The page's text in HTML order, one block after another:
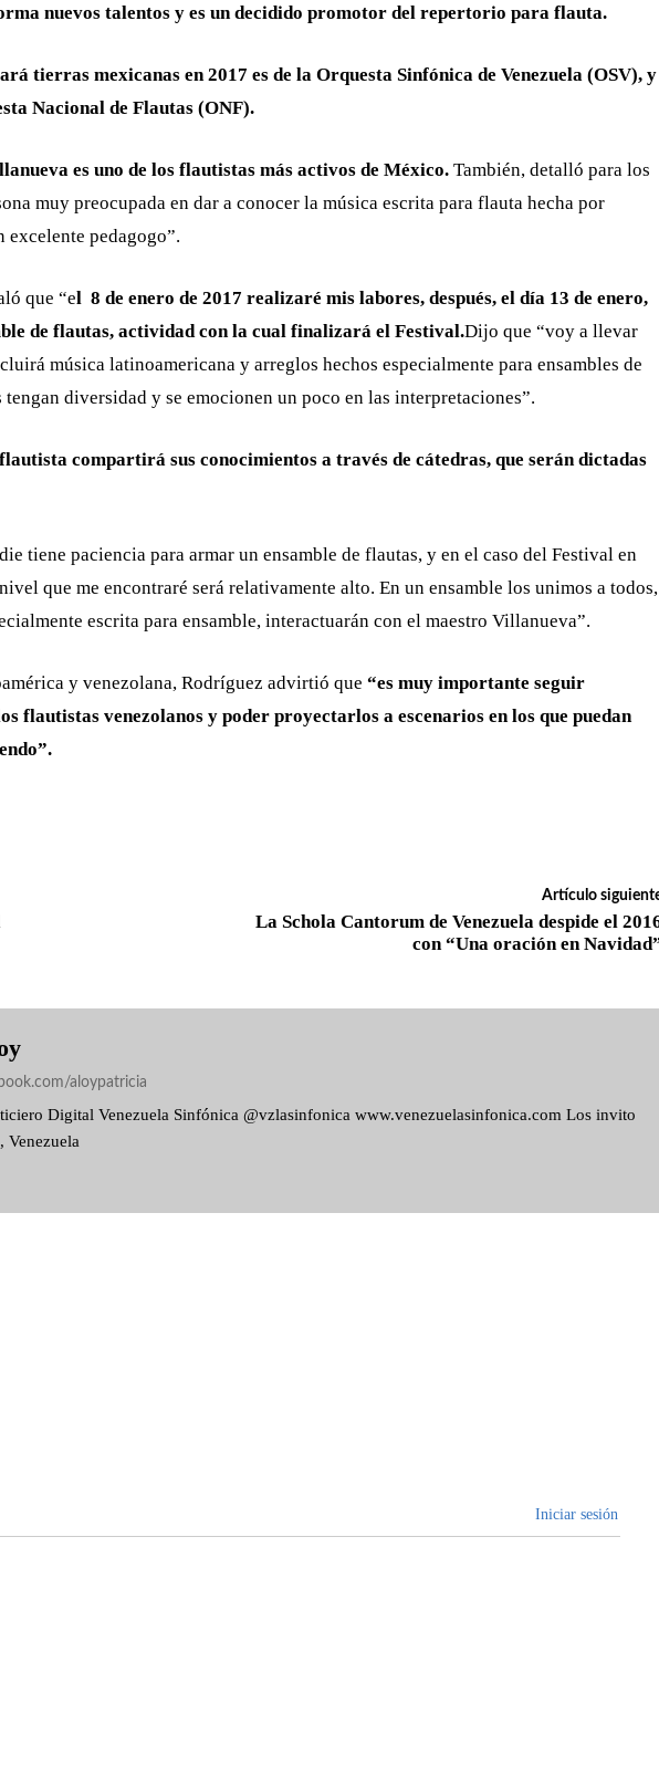
nuevos talentos y es un decidido promotor del repertorio para flauta.
tierras mexicanas en 2017 es de la Orquesta Sinfónica de Venezuela (OSV), y
Nacional de Flautas (ONF).
es uno de los flautistas más activos de México. También, detalló para los
muy preocupada en dar a conocer la música escrita para flauta hecha por
pedagogo”.
que “el 8 de enero de 2017 realizaré mis labores, después, el día 13 de enero,
de flautas, actividad con la cual finalizará el Festival.Dijo que “voy a llevar
música latinoamericana y arreglos hechos especialmente para ensambles de
diversidad y se emocionen un poco en las interpretaciones”.
compartirá sus conocimientos a través de cátedras, que serán dictadas
tiene paciencia para armar un ensamble de flautas, y en el caso del Festival en
que me encontraré será relativamente alto. En un ensamble los unimos a todos,
escrita para ensamble, interactuarán con el maestro Villanueva”.
y venezolana, Rodríguez advirtió que “es muy importante seguir
flautistas venezolanos y poder proyectarlos a escenarios en los que puedan
Artículo
La Schola Cantorum de Venezuela despide el
con “Una oración en
aloypatricia
Digital Venezuela Sinfónica @vzlasinfonica www.venezuelasinfonica.com Los invito
Venezuela
Iniciar sesión